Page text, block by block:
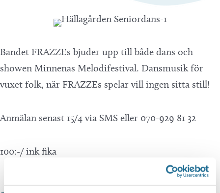
Bandet FRAZZEs bjuder upp till både dans och
showen Minnenas Melodifestival. Dansmusik för
vuxet folk, när FRAZZEs spelar vill ingen sitta still!
Anmälan senast 15/4 via SMS eller 070-929 81 32
100:-/ ink fika